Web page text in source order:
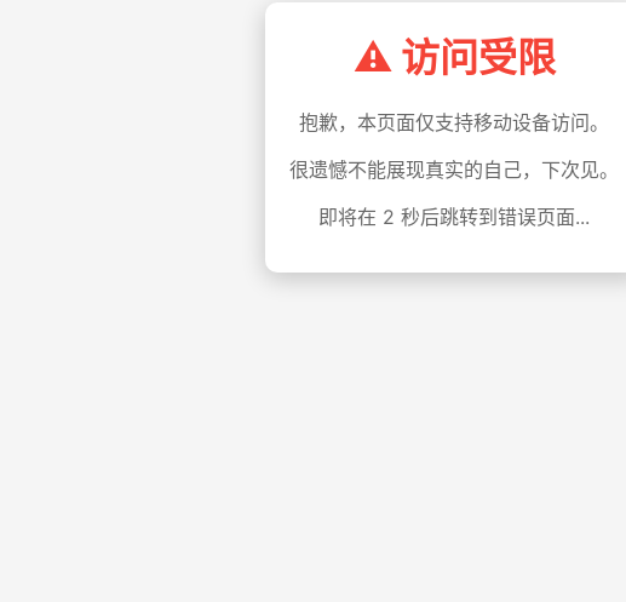
⚠️ 访问受限
抱歉，本页面仅支持移动设备访问。
很遗憾不能展现真实的自己，下次见。
即将在1秒后跳转到错误页面...